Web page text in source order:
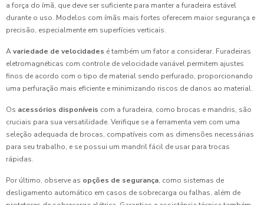
a força do ímã, que deve ser suficiente para manter a furadeira estável
durante o uso. Modelos com ímãs mais fortes oferecem maior segurança e
precisão, especialmente em superfícies verticais.
Avariedade de velocidades é também um fator a considerar. Furadeiras
eletromagnéticas com controle de velocidade variável permitem ajustes
finos de acordo com o tipo de material sendo perfurado, proporcionando
uma perfuração mais eficiente e minimizando riscos de danos ao material.
Os acessórios disponíveis com a furadeira, como brocas e mandris, são
cruciais para sua versatilidade. Verifique se a ferramenta vem com uma
seleção adequada de brocas, compatíveis com as dimensões necessárias
para seu trabalho, e se possui um mandril fácil de usar para trocas
rápidas.
Por último, observe as opções de segurança, como sistemas de
desligamento automático em casos de sobrecarga ou falhas, além de